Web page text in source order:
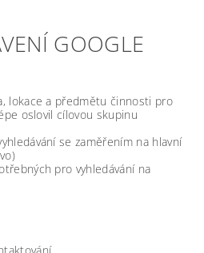
GOOGLE
lokace a předmětu činnosti pro
oslovil cílovou skupinu
se zaměřením na hlavní
pro vyhledávání na